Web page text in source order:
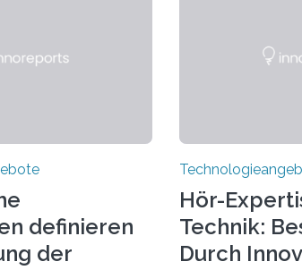
definieren
der
Hör-
Technik:
Durch